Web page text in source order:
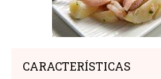
CARACTERÍSTICAS